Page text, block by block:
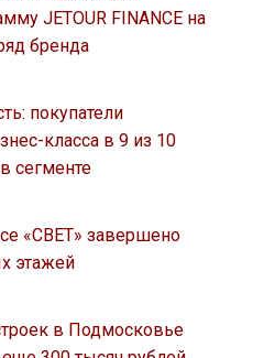
JETOUR FINANCE на
бренда
покупатели
класса в 9 из 10
сегменте
«СВЕТ» завершено
этажей
в Подмосковье